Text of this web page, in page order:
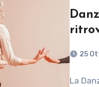
25
La